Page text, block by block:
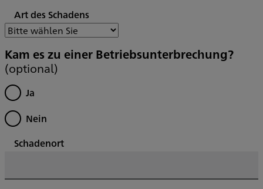
Art des Schadens
Kam es zu einer Betriebsunterbrechung?
(optional)
Ja
Nein
Schadenort